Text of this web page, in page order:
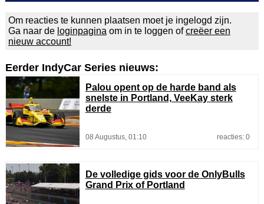
Om reacties te kunnen plaatsen moet je ingelogd zijn.
Ga naar de loginpagina om in te loggen ofcreëer een
nieuw account!
Eerder IndyCar Series nieuws:
Palou opent op de harde band als
snelste in Portland, VeeKay sterk
derde
08 Augustus, 01:10 reacties: 0
De volledige gids voor de OnlyBulls
Grand Prix of Portland